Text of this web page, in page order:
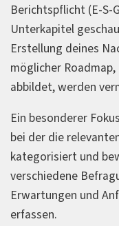
Berichtspflicht (E-
Unterkapitel
Erstellung deines
möglicher
abbildet, werden
Ein besonderer
bei der die
kategorisiert und
verschiedene
Erwartungen und
erfassen.